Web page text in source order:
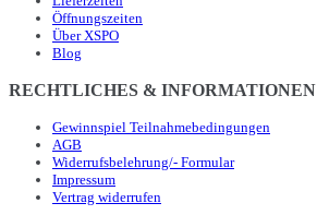
Öffnungszeiten
Über XSPO
Blog
RECHTLICHES & INFORMATIONEN
Gewinnspiel Teilnahmebedingungen
AGB
Widerrufsbelehrung/- Formular
Impressum
Vertrag widerrufen